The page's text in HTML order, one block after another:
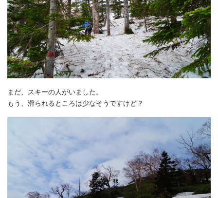
まだ、スキーの人がいました。
もう、滑られるところは少なそうですけど？